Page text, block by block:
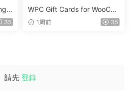
&
35
WPC Gift Cards for WooCo
mmerce (Premium) v1.0.2
1周前 35
請先 登錄